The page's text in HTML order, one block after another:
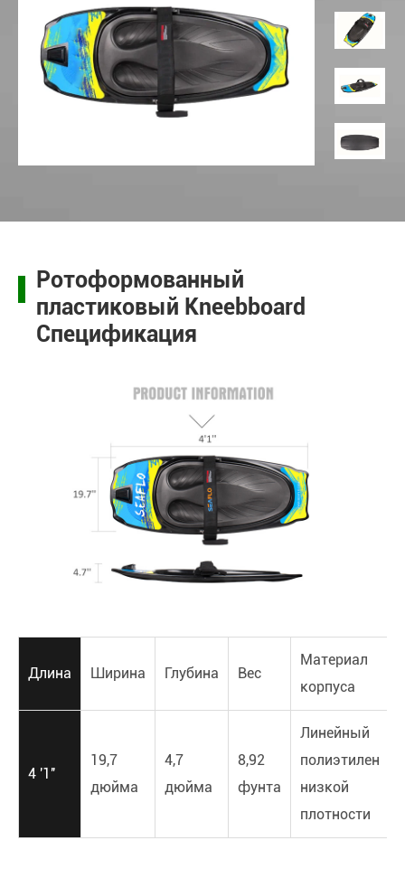
Ротоформованный
пластиковый Kneebboard
Спецификация
Длина Ширина Глубина Вес
Материал
корпуса
4 '1''
19,7
дюйма
4,7
дюйма
8,92
фунта
Линейный
полиэтилен
низкой
плотности